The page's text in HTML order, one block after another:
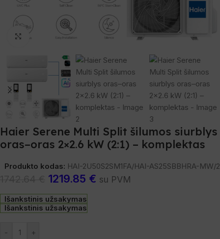
Spustelėkite, norėdami padidinti
Haier Serene Multi Split šilumos siurblys
oras–oras 2×2.6 kW (2:1) – komplektas
Produkto kodas: HAI-2U50S2SM1FA/HAI-AS25SBBHRA-MW/2
1219.85 € su PVM
Išankstinis užsakymas
Išankstinis užsakymas
- +